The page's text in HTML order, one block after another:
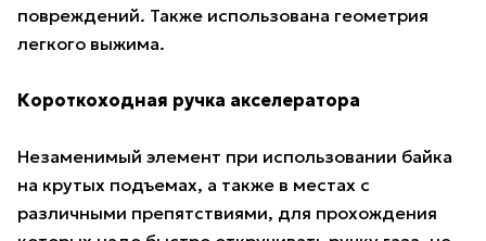
повреждений. Также использована геометрия
легкого выжима.
Короткоходная ручка акселератора
Незаменимый элемент при использовании байка
на крутых подъемах, а также в местах с
различными препятствиями, для прохождения